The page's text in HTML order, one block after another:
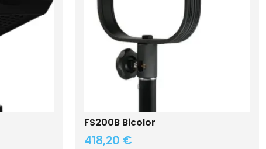
FS200B Bicolor
418,20 €